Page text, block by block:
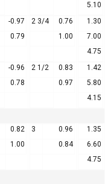
5.10
-0.97
0.79
2 3/4
0.76
1.00
1.30
7.00
4.75
-0.96
0.78
2 1/2
0.83
0.97
1.42
5.80
4.15
0.82
1.00
3
0.96
0.84
1.35
6.60
4.75